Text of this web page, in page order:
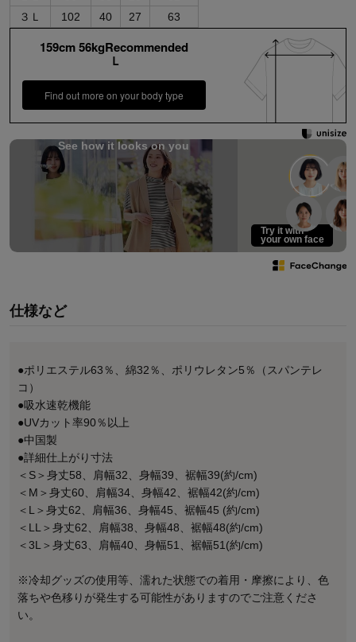
３Ｌ
102 40 27 63
159cm 56kgRecommended
Ｌ
Find out more on your body type
See how it looks on you
Try it with
your own face
仕様など
●ポリエステル63％、綿32％、ポリウレタン5％（スパンテレ
コ）
●吸水速乾機能
●UVカット率90％以上
●中国製
●詳細仕上がり寸法
＜S＞身丈58、肩幅32、身幅39、裾幅39(約/cm)
＜M＞身丈60、肩幅34、身幅42、裾幅42(約/cm)
＜L＞身丈62、肩幅36、身幅45、裾幅45 (約/cm)
＜LL＞身丈62、肩幅38、身幅48、裾幅48(約/cm)
＜3L＞身丈63、肩幅40、身幅51、裾幅51(約/cm)
※冷却グッズの使用等、濡れた状態での着用・摩擦により、色
落ちや色移りが発生する可能性がありますのでご注意くださ
い。